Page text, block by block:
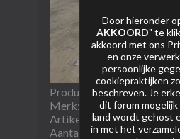
Product naam: Black Bird
Merk: Wolff
Artikel nummer: 445
Aantal schoten: 100
Door hieronder
AKKOORD" te
akkoord met ons
en onze
persoonlijke
cookiepraktijken
beschreven. Je
dit forum
land wordt gehost
in met het